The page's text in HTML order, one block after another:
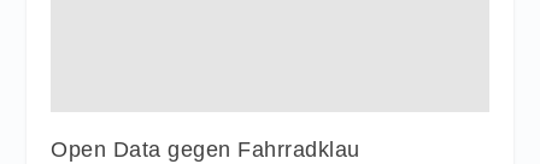
Open Data gegen Fahrradklau